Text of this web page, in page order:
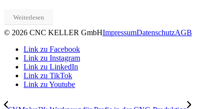
Weiterlesen
© 2026 CNC KELLER GmbHImpressumDatenschutzAGB
Link zu Facebook
Link zu Instagram
Link zu LinkedIn
Link zu TikTok
Link zu Youtube